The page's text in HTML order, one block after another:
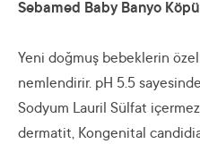
Sebamed Baby Banyo
Yeni doğmuş bebeklerin
nemlendirir. pH 5.5
Sodyum Lauril Sülfat
dermatit, Kongenital